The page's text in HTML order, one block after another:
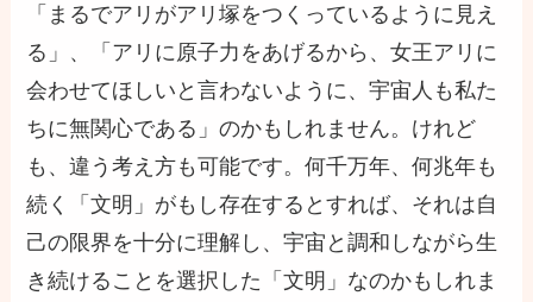
「まるでアリがアリ塚をつくっているように見え
る」、「アリに原子力をあげるから、女王アリに
会わせてほしいと言わないように、宇宙人も私た
ちに無関心である」のかもしれません。けれど
も、違う考え方も可能です。何千万年、何兆年も
続く「文明」がもし存在するとすれば、それは自
己の限界を十分に理解し、宇宙と調和しながら生
き続けることを選択した「文明」なのかもしれま